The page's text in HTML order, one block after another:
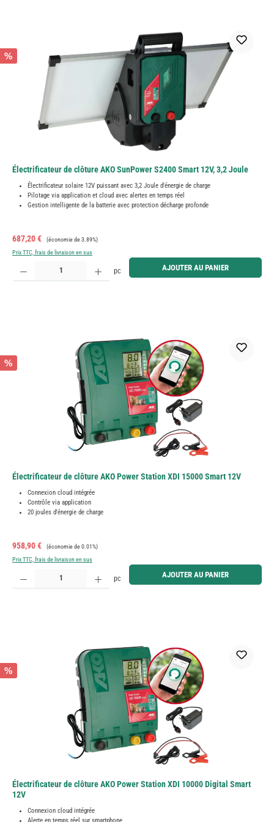
%
Électrificateur de clôture AKO SunPower S2400 Smart 12V, 3,2 Joule
Électrificateur solaire 12V puissant avec 3,2 Joule d'énergie de charge
Pilotage via application et cloud avec alertes en temps réel
Gestion intelligente de la batterie avec protection décharge profonde
Prix de vente :
687,20 € Prix régulier :
(économie de 3.89%)
Prix TTC, frais de livraison en sus
Quantité de produit : Entrez la quantité souhaitée ou utilisez les boutons pour augmenter ou
pc AJOUTER AU PANIER
%
Électrificateur de clôture AKO Power Station XDI 15000 Smart 12V
Connexion cloud intégrée
Contrôle via application
20 joules d'énergie de charge
Prix de vente :
958,90 € Prix régulier :
(économie de 0.01%)
Prix TTC, frais de livraison en sus
Quantité de produit : Entrez la quantité souhaitée ou utilisez les boutons pour augmenter ou
pc AJOUTER AU PANIER
%
Électrificateur de clôture AKO Power Station XDI 10000 Digital Smart
12V
Connexion cloud intégrée